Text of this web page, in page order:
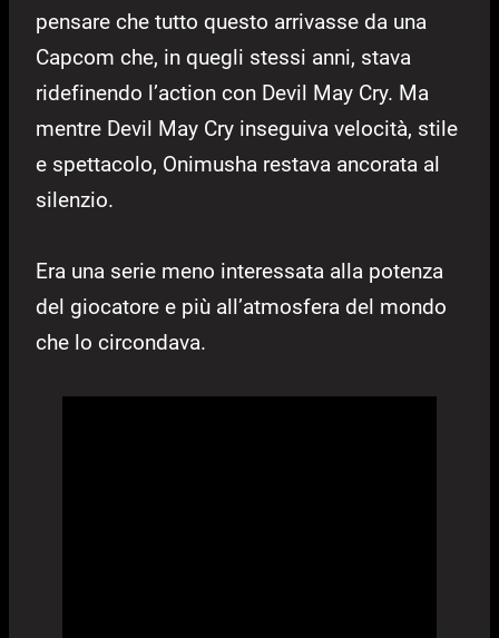
pensare che tutto questo arrivasse da una
Capcom che, in quegli stessi anni, stava
ridefinendo l’action con Devil May Cry. Ma
mentre Devil May Cry inseguiva velocità, stile
e spettacolo, Onimusha restava ancorata al
silenzio.
Era una serie meno interessata alla potenza
del giocatore e più all’atmosfera del mondo
che lo circondava.